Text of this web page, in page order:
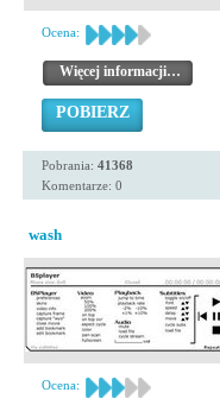
Ocena:
Więcej informacji…
POBIERZ
Pobrania: 41368
Komentarze: 0
wash
Ocena: